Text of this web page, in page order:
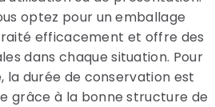
optez pour un emballage
efficacement et offre des
dans chaque situation. Pour
la durée de conservation est
grâce à la bonne structure de